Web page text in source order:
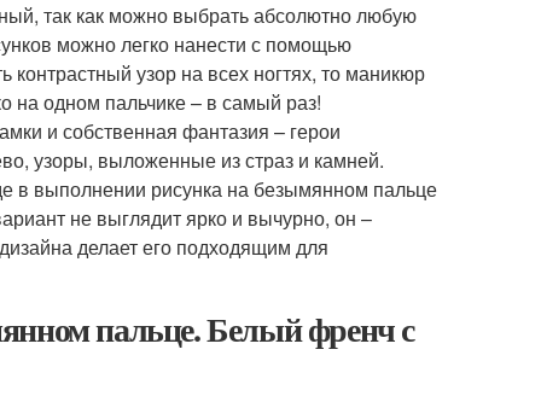
так как можно выбрать абсолютно любую
можно легко нанести с помощью
узор на всех ногтях, то маникюр
на одном пальчике – в самый раз!
и собственная фантазия – герои
узоры, выложенные из страз и камней.
в выполнении рисунка на безымянном пальце
не выглядит ярко и вычурно, он –
делает его подходящим для
пальце. Белый френч с